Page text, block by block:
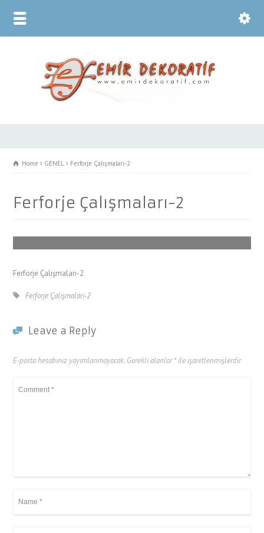
Home GENEL Ferforje Çalışmaları-2
Ferforje Çalışmaları-2
Ferforje Çalışmaları-2
Ferforje Çalışmaları-2
Leave a Reply
E-posta hesabınız yayımlanmayacak. Gerekli alanlar*ile işaretlenmişlerdir